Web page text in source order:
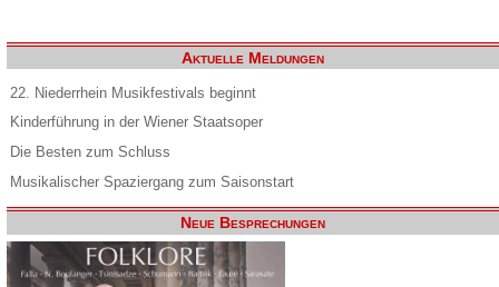
Aktuelle Meldungen
22. Niederrhein Musikfestivals beginnt
Kinderführung in der Wiener Staatsoper
Die Besten zum Schluss
Musikalischer Spaziergang zum Saisonstart
Neue Besprechungen